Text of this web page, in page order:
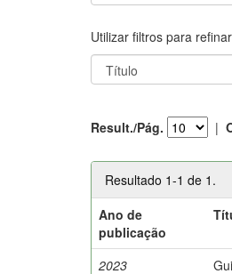
Utilizar filtros para
Result./Pág. |
Resultado 1-1 de 1.
Ano de
publicação
2023